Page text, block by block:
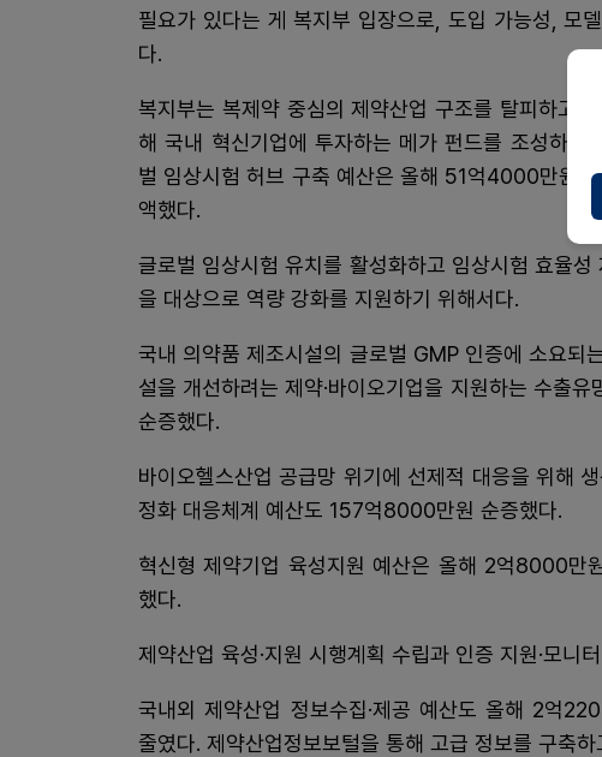
필요가 있다는 게 복지부 입장으로, 도입 가능성, 모
다.
복지부는 복제약 중심의 제약산업 구조를 탈피하고
해 국내 혁신기업에 투자하는 메가 펀드를 조성하는
벌 임상시험 허브 구축 예산은 올해 51억4000만원
액했다.
글로벌 임상시험 유치를 활성화하고 임상시험 효율
을 대상으로 역량 강화를 지원하기 위해서다.
국내 의약품 제조시설의 글로벌 GMP 인증에 소요되
설을 개선하려는 제약·바이오기업을 지원하는 수출
순증했다.
바이오헬스산업 공급망 위기에 선제적 대응을 위해
정화 대응체계 예산도 157억8000만원 순증했다.
혁신형 제약기업 육성지원 예산은 올해 2억8000
했다.
제약산업 육성·지원 시행계획 수립과 인증 지원·모니
국내외 제약산업 정보수집·제공 예산도 올해 2억
줄였다. 제약산업정보보털을 통해 고급 정보를 구축